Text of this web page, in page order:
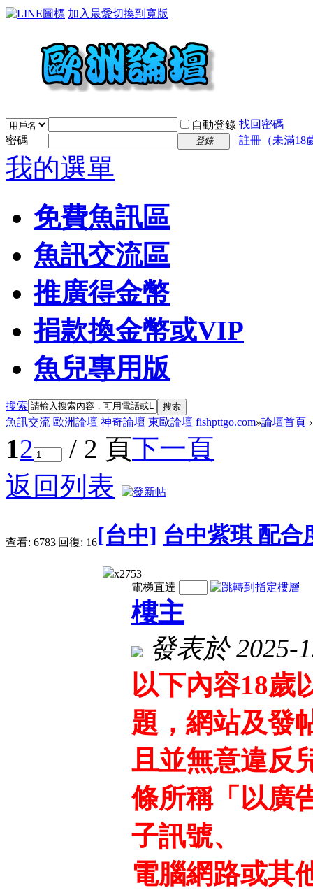
加入最愛切換到寬版
自動登錄 找回密碼
密碼
登錄 註冊（未滿18
我的選單
免費魚訊區
魚訊交流區
推廣得金幣
捐款換金幣或VIP
魚兒專用版
搜索 搜索
魚訊交流 歐洲論壇 神奇論壇 東歐論壇 fishpttgo.com»論壇首頁 ›
12 / 2 頁下一頁
返回列表
查看: 6783|回復: 16[台中] 台中紫琪 配合
x2753
電梯直達
樓主
發表於 2025-
以下內容18歲
題，網站及發
且並無意違反
條所稱「以廣
子訊號、
電腦網路或其